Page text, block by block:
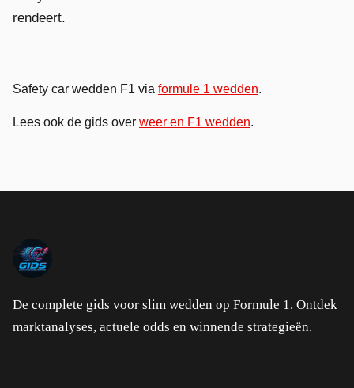
rendeert.
Safety car wedden F1 via formule 1 wedden.
Lees ook de gids over weer en F1 wedden.
De complete gids voor slim wedden op Formule 1. Ontdek
marktanalyses, actuele odds en winnende strategieën.